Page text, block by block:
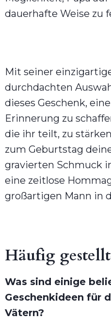
dauerhafte Weise zu
Mit seiner
durchdachten
dieses Geschenk,
Erinnerung zu
die ihr teilt, zu
zum Geburtstag
gravierten Schmuck
eine zeitlose
großartigen Mann in
Häufig
Was sind einige
Geschenkideen für
Vätern?